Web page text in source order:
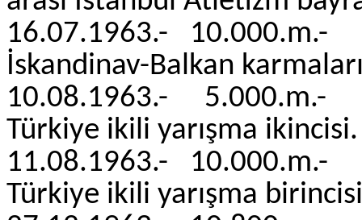
16.07.1963.-
İskandinav-Balkan
10.08.1963.-
Türkiye ikili
11.08.1963.-
Türkiye ikili